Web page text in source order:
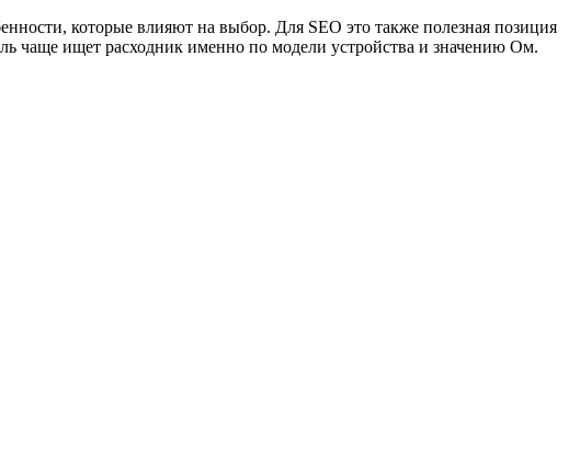
которые влияют на выбор. Для SEO это также полезная позиция
чаще ищет расходник именно по модели устройства и значению Ом.